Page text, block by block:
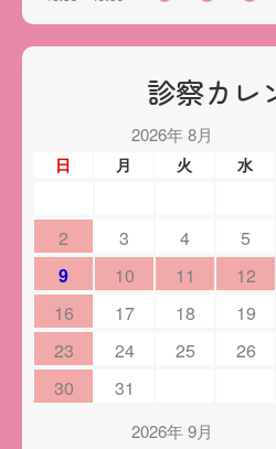
診察カレ
2026年 8月
日 月 火 水
2
3 4 5
9
10 11 12
16
17 18 19
23
24 25 26
30
31
2026年 9月